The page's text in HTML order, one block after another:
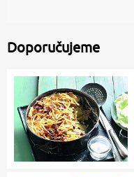
Doporučujeme